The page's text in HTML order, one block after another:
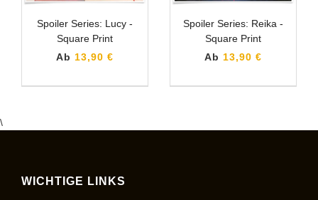
Spoiler Series: Lucy -
Square Print
Ab 13,90 €
Spoiler Series: Reika -
Square Print
Ab 13,90 €
\
WICHTIGE LINKS